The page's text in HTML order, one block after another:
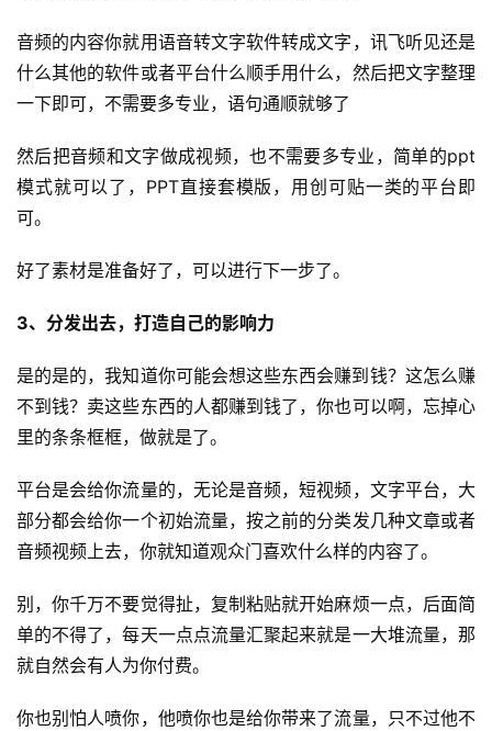
行
业
讯
眼
案
例
避
坑
指
南
运
营
百
音频的内容你就用语音转文字软件转成文字，讯飞听见还是
什么其他的软件或者平台什么顺手用什么，然后把文字整理
一下即可，不需要多专业，语句通顺就够了
然后把音频和文字做成视频，也不需要多专业，简单的ppt
模式就可以了，PPT直接套模版，用创可贴一类的平台即
可。
好了素材是准备好了​，可以进行下一步了。
3、分发出去，打造自己的影响力
是的是的，我知道你可能会想这些东西会赚到钱？​这怎么赚
不到钱？卖这些东西的人都赚到钱了，你也可以啊，忘掉心
里的条条框框，做就是了。
平台是会给你流量的，无论是音频，短视频，文字平台，大
部分都会给你一个初始流量，按之前的分类发几种文章或者
音频视频上去，你就知道观众门喜欢什么样的内容了。
别，你千万不要觉得扯，复制粘贴就开始麻烦一点，后面简
单的不得了，每天一点点流量汇聚起来就是一大堆流量，那
就自然会有人为你付费​。
你也别怕人喷你，他喷你也是给你带来了流量，只不过他不